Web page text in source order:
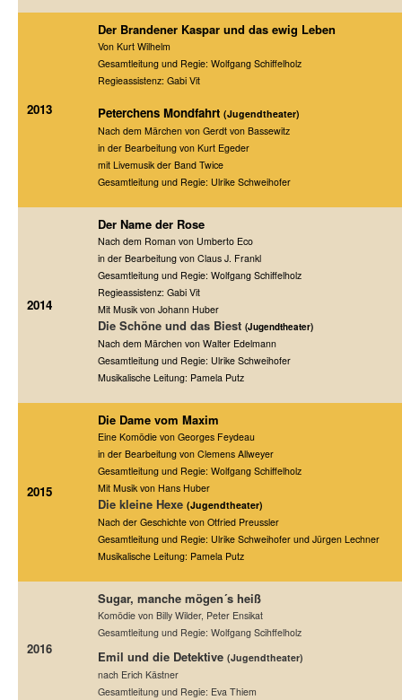
2013
Der Brandener Kaspar und das ewig Leben
Von Kurt Wilhelm
Gesamtleitung und Regie: Wolfgang Schiffelholz
Regieassistenz: Gabi Vit
Peterchens Mondfahrt (Jugendtheater)
Nach dem Märchen von Gerdt von Bassewitz
in der Bearbeitung von Kurt Egeder
mit Livemusik der Band Twice
Gesamtleitung und Regie: Ulrike Schweihofer
2014
Der Name der Rose
Nach dem Roman von Umberto Eco
in der Bearbeitung von Claus J. Frankl
Gesamtleitung und Regie: Wolfgang Schiffelholz
Regieassistenz: Gabi Vit
Mit Musik von Johann Huber
Die Schöne und das Biest (Jugendtheater)
Nach dem Märchen von Walter Edelmann
Gesamtleitung und Regie: Ulrike Schweihofer
Musikalische Leitung: Pamela Putz
2015
Die Dame vom Maxim
Eine Komödie von Georges Feydeau
in der Bearbeitung von Clemens Allweyer
Gesamtleitung und Regie: Wolfgang Schiffelholz
Mit Musik von Hans Huber
Die kleine Hexe (Jugendtheater)
Nach der Geschichte von Otfried Preussler
Gesamtleitung und Regie: Ulrike Schweihofer und Jürgen Lechner
Musikalische Leitung: Pamela Putz
2016
Sugar, manche mögen´s heiß
Komödie von Billy Wilder, Peter Ensikat
Gesamtleitung und Regie: Wolfgang Scihffelholz
Emil und die Detektive (Jugendtheater)
nach Erich Kästner
Gesamtleitung und Regie: Eva Thiem